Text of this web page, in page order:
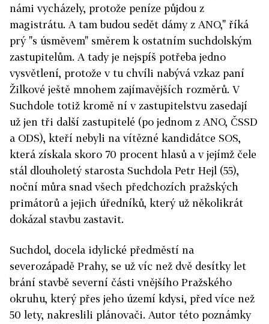
námi vycházely, protože peníze půjdou z
magistrátu. A tam budou sedět dámy z ANO," říká
prý "s úsměvem" směrem k ostatním suchdolským
zastupitelům. A tady je nejspíš potřeba jedno
vysvětlení, protože v tu chvíli nabývá vzkaz paní
Žilkové ještě mnohem zajímavějších rozměrů. V
Suchdole totiž kromě ní v zastupitelstvu zasedají
už jen tři další zastupitelé (po jednom z ANO, ČSSD
a ODS), kteří nebyli na vítězné kandidátce SOS,
která získala skoro 70 procent hlasů a v jejímž čele
stál dlouholetý starosta Suchdola Petr Hejl (55),
noční můra snad všech předchozích pražských
primátorů a jejich úředníků, který už několikrát
dokázal stavbu zastavit.
Suchdol, docela idylické předměstí na
severozápadě Prahy, se už víc než dvě desítky let
brání stavbě severní části vnějšího Pražského
okruhu, který přes jeho území kdysi, před více než
50 lety, nakreslili plánovači. Autor této poznámky